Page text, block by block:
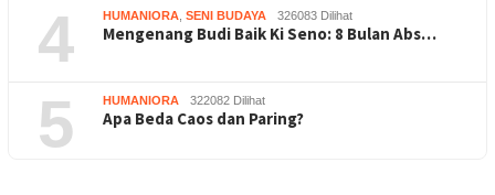
4 HUMANIORA SENI BUDAYA 326083 Dilihat
Mengenang Budi Baik Ki Seno: 8 Bulan Abs…
5 HUMANIORA 322082 Dilihat
Apa Beda Caos dan Paring?